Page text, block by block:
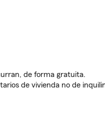
de forma gratuita.
de vivienda no de